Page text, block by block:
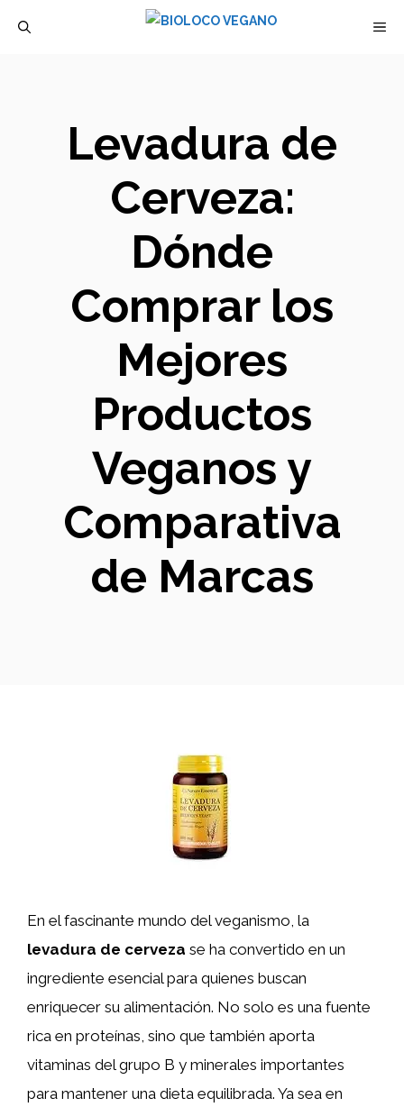
Levadura de
Cerveza:
Dónde
Comprar los
Mejores
Productos
Veganos y
Comparativa
de Marcas
En el fascinante mundo del veganismo, la
levadura de cerveza se ha convertido en un
ingrediente esencial para quienes buscan
enriquecer su alimentación. No solo es una fuente
rica en proteínas, sino que también aporta
vitaminas del grupo B y minerales importantes
para mantener una dieta equilibrada. Ya sea en